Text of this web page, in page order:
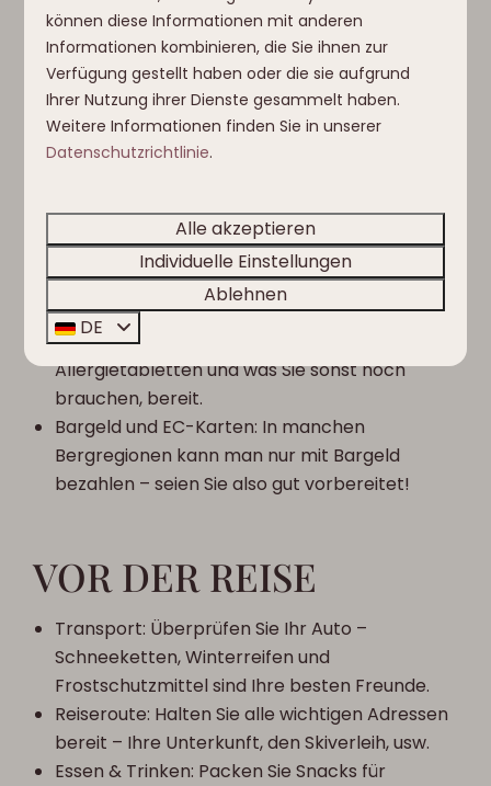
PERSÖNLICHE DINGE
Reisepass/Personalausweis: Prüfen Sie vor der
auch Ihre Wintersportaktivitäten abgedeckt
sind.
Erste-Hilfe-Kasten: Für die kleinen „Oops“-
Momente.
Medikamente: Halten Sie Schmerzmittel,
Allergietabletten und was Sie sonst noch
brauchen, bereit.
Bargeld und EC-Karten: In manchen
Bergregionen kann man nur mit Bargeld
bezahlen – seien Sie also gut vorbereitet!
VOR DER REISE
Transport: Überprüfen Sie Ihr Auto –
Schneeketten, Winterreifen und
Frostschutzmittel sind Ihre besten Freunde.
Reiseroute: Halten Sie alle wichtigen Adressen
bereit – Ihre Unterkunft, den Skiverleih, usw.
Essen & Trinken: Packen Sie Snacks für
können diese Informationen mit anderen
Informationen kombinieren, die Sie ihnen zur
Verfügung gestellt haben oder die sie aufgrund
Ihrer Nutzung ihrer Dienste gesammelt haben.
Weitere Informationen finden Sie in unserer
Datenschutzrichtlinie.
Alle akzeptieren
Individuelle Einstellungen
Ablehnen
DE